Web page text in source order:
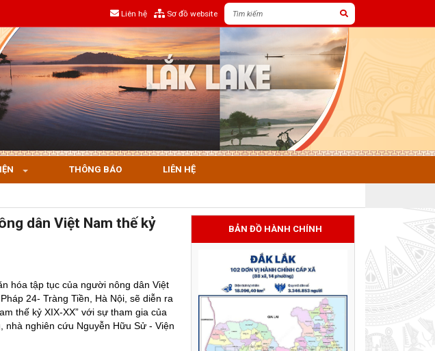
Liên hệ Sơ đồ website
THÔNG BÁO LIÊN HỆ
dân Việt Nam thế kỷ
hóa tập tục của người nông dân Việt
24- Tràng Tiền, Hà Nội, sẽ diễn ra
thế kỷ XIX-XX” với sự tham gia của
nghiên cứu Nguyễn Hữu Sử - Viện
BẢN ĐỒ HÀNH CHÍNH